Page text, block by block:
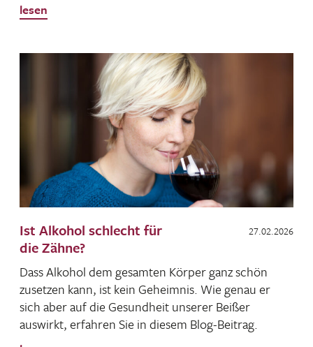
lesen
27.02.2026
Ist Alkohol schlecht für
die Zähne?
Dass Alkohol dem gesamten Körper ganz schön
zusetzen kann, ist kein Geheimnis. Wie genau er
sich aber auf die Gesund­heit unserer Beißer
auswirkt, erfahren Sie in diesem Blog-Beitrag.